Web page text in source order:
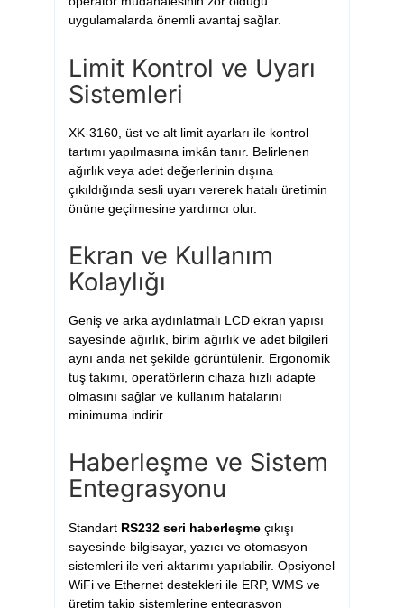
uygulamalarda önemli avantaj sağlar.
Limit Kontrol ve Uyarı
Sistemleri
XK-3160, üst ve alt limit ayarları ile kontrol
tartımı yapılmasına imkân tanır. Belirlenen
ağırlık veya adet değerlerinin dışına
çıkıldığında sesli uyarı vererek hatalı üretimin
önüne geçilmesine yardımcı olur.
Ekran ve Kullanım
Kolaylığı
Geniş ve arka aydınlatmalı LCD ekran yapısı
sayesinde ağırlık, birim ağırlık ve adet bilgileri
aynı anda net şekilde görüntülenir. Ergonomik
tuş takımı, operatörlerin cihaza hızlı adapte
olmasını sağlar ve kullanım hatalarını
minimuma indirir.
Haberleşme ve Sistem
Entegrasyonu
Standart RS232 seri haberleşmeçıkışı
sayesinde bilgisayar, yazıcı ve otomasyon
sistemleri ile veri aktarımı yapılabilir. Opsiyonel
WiFi ve Ethernet destekleri ile ERP, WMS ve
üretim takip sistemlerine entegrasyon